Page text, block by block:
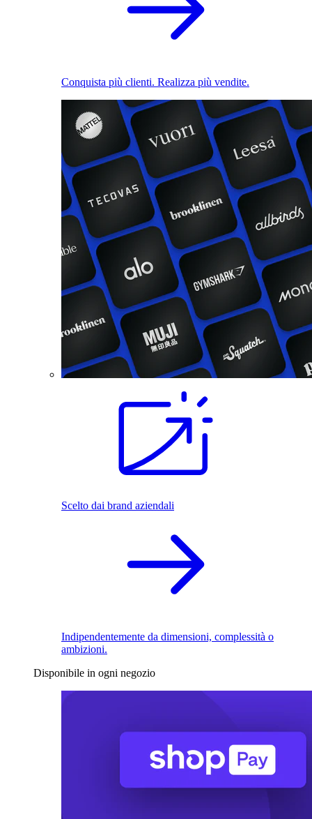
Conquista più clienti. Realizza più vendite.
Scelto dai brand aziendali
Indipendentemente da dimensioni, complessità o
ambizioni.
Disponibile in ogni negozio